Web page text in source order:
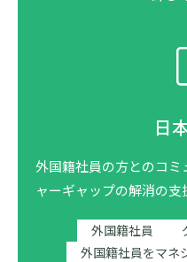
日
外国籍社員の方とのコ
ャーギャップの解消の支
外国籍社員
外国籍社員をマネ